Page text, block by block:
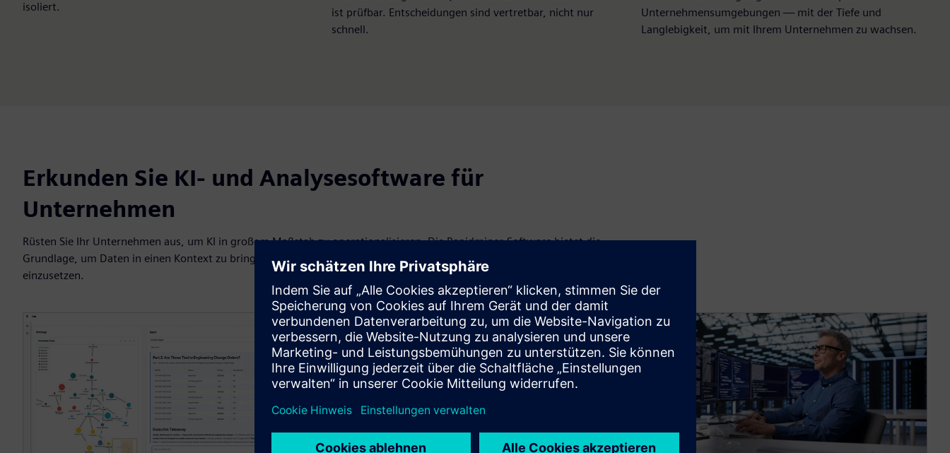
isoliert.
ist prüfbar. Entscheidungen sind vertretbar, nicht nur
schnell.
Unternehmensumgebungen — mit der Tiefe und
Langlebigkeit, um mit Ihrem Unternehmen zu wachsen.
Erkunden Sie KI- und Analysesoftware für
Unternehmen
Rüsten Sie Ihr Unternehmen aus, um KI in großem Maßstab zu operationalisieren. Die Rapidminer-Software bietet die
Grundlage, um Daten in einen Kontext zu bringen, intelligent zu automatisieren und KI-Agenten mit Zuversicht
einzusetzen.